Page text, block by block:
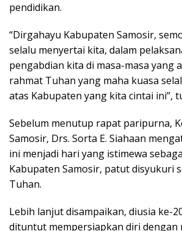
pendidikan.
“Dirgahayu Kabupaten Samosir,
selalu menyertai kita, dalam
pengabdian kita di masa-masa yang
rahmat Tuhan yang maha kuasa
atas Kabupaten yang kita cintai ini”,
Sebelum menutup rapat paripurna,
Samosir, Drs. Sorta E. Siahaan
ini menjadi hari yang istimewa
Kabupaten Samosir, patut disyukuri
Tuhan.
Lebih lanjut disampaikan, diusia ke-
dituntut mempersiapkan diri dengan